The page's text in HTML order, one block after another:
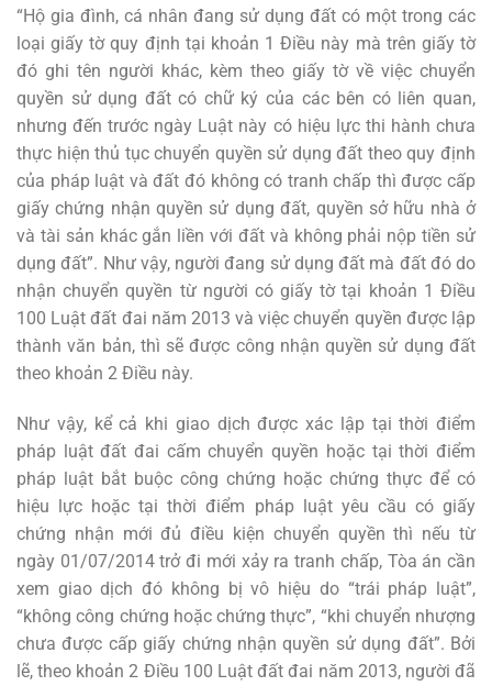
“Hộ gia đình, cá nhân đang sử dụng đất có một trong các
loại giấy tờ quy định tại khoản 1 Điều này mà trên giấy tờ
đó ghi tên người khác, kèm theo giấy tờ về việc chuyển
quyền sử dụng đất có chữ ký của các bên có liên quan,
nhưng đến trước ngày Luật này có hiệu lực thi hành chưa
thực hiện thủ tục chuyển quyền sử dụng đất theo quy định
của pháp luật và đất đó không có tranh chấp thì được cấp
giấy chứng nhận quyền sử dụng đất, quyền sở hữu nhà ở
và tài sản khác gắn liền với đất và không phải nộp tiền sử
dụng đất”. Như vậy, người đang sử dụng đất mà đất đó do
nhận chuyển quyền từ người có giấy tờ tại khoản 1 Điều
100 Luật đất đai năm 2013 và việc chuyển quyền được lập
thành văn bản, thì sẽ được công nhận quyền sử dụng đất
theo khoản 2 Điều này.
Như vậy, kể cả khi giao dịch được xác lập tại thời điểm
pháp luật đất đai cấm chuyển quyền hoặc tại thời điểm
pháp luật bắt buộc công chứng hoặc chứng thực để có
hiệu lực hoặc tại thời điểm pháp luật yêu cầu có giấy
chứng nhận mới đủ điều kiện chuyển quyền thì nếu từ
ngày 01/07/2014 trở đi mới xảy ra tranh chấp, Tòa án cần
xem giao dịch đó không bị vô hiệu do “trái pháp luật”,
“không công chứng hoặc chứng thực”, “khi chuyển nhượng
chưa được cấp giấy chứng nhận quyền sử dụng đất”. Bởi
lẽ, theo khoản 2 Điều 100 Luật đất đai năm 2013, người đã